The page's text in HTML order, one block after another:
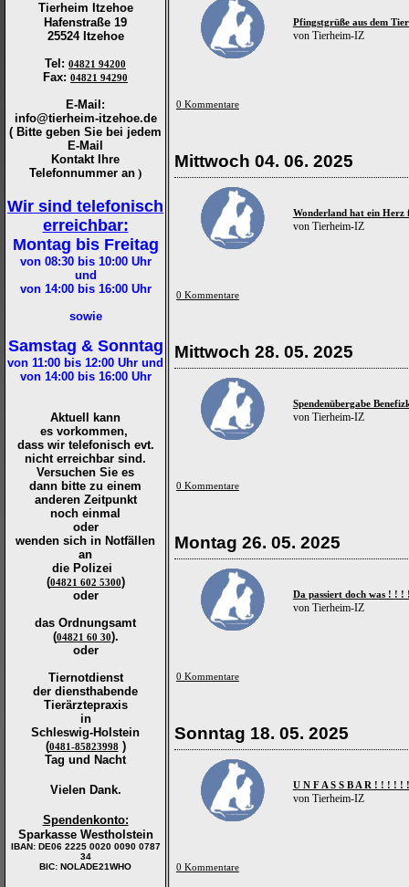
Tierheim Itzehoe
Hafenstraße 19
25524 Itzehoe
Tel : 04821 94200
Fax: 04821 94290
E-Mail:
info@tierheim-itzehoe.de
( Bitte geben Sie bei jedem
E-Mail
Kontakt Ihre
Telefonnummer an )
Wir sind telefonisch
erreichbar:
Montag bis Freitag
von 08:30 bis 10:00Uhr
und
von 14:00 bis 16:00Uhr
sowie
Samstag & Sonntag
von 11:00 bis 12:00 Uhr und
von 14:00 bis 16:00Uhr
Aktuell kann
es vorkommen,
dass wir telefonisch evt.
nicht erreichbar sind.
Versuchen Sie es
dann bitte zu einem
anderen Zeitpunkt
noch einmal
oder
wenden sich in Notfällen
an
die Polizei
(04821 602 5300)
oder
das Ordnungsamt
(04821 60 30).
oder
Tiernotdienst
der diensthabende
Tierärztepraxis
in
Schleswig-Holstein
(0481-85823998 )
Tag und Nacht
Vielen Dank.
Spendenkonto:
Sparkasse Westholstein
IBAN: DE06 2225 0020 0090 0787
34
BIC: NOLADE21WHO
Pfingstgrüße aus dem
von Tierheim-IZ
0 Kommentare
Mittwoch 04. 06. 2025
Wonderland hat ein Herz
von Tierheim-IZ
0 Kommentare
Mittwoch 28. 05. 2025
Spendenübergabe
von Tierheim-IZ
0 Kommentare
Montag 26. 05. 2025
Da passiert doch was ! ! !
von Tierheim-IZ
0 Kommentare
Sonntag 18. 05. 2025
U N F A S S B A R ! ! ! ! ! !
von Tierheim-IZ
0 Kommentare